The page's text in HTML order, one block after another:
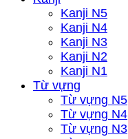
Kanji N5
Kanji N4
Kanji N3
Kanji N2
Kanji N1
Từ vựng
Từ vựng N5
Từ vựng N4
Từ vựng N3